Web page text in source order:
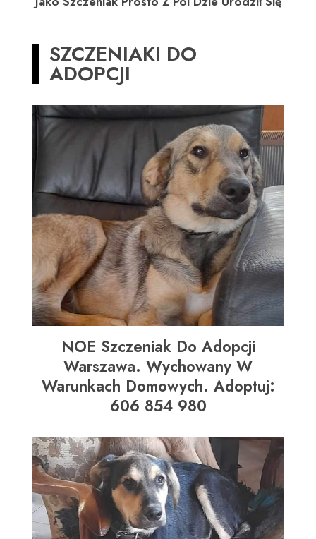
SZCZENIAKI DO
ADOPCJI
NOE Szczeniak Do Adopcji
Warszawa. Wychowany W
Warunkach Domowych. Adoptuj:
606 854 980